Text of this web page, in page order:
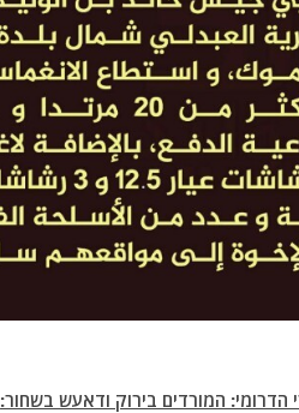
המורדים בירוק ודאעש בשחור: